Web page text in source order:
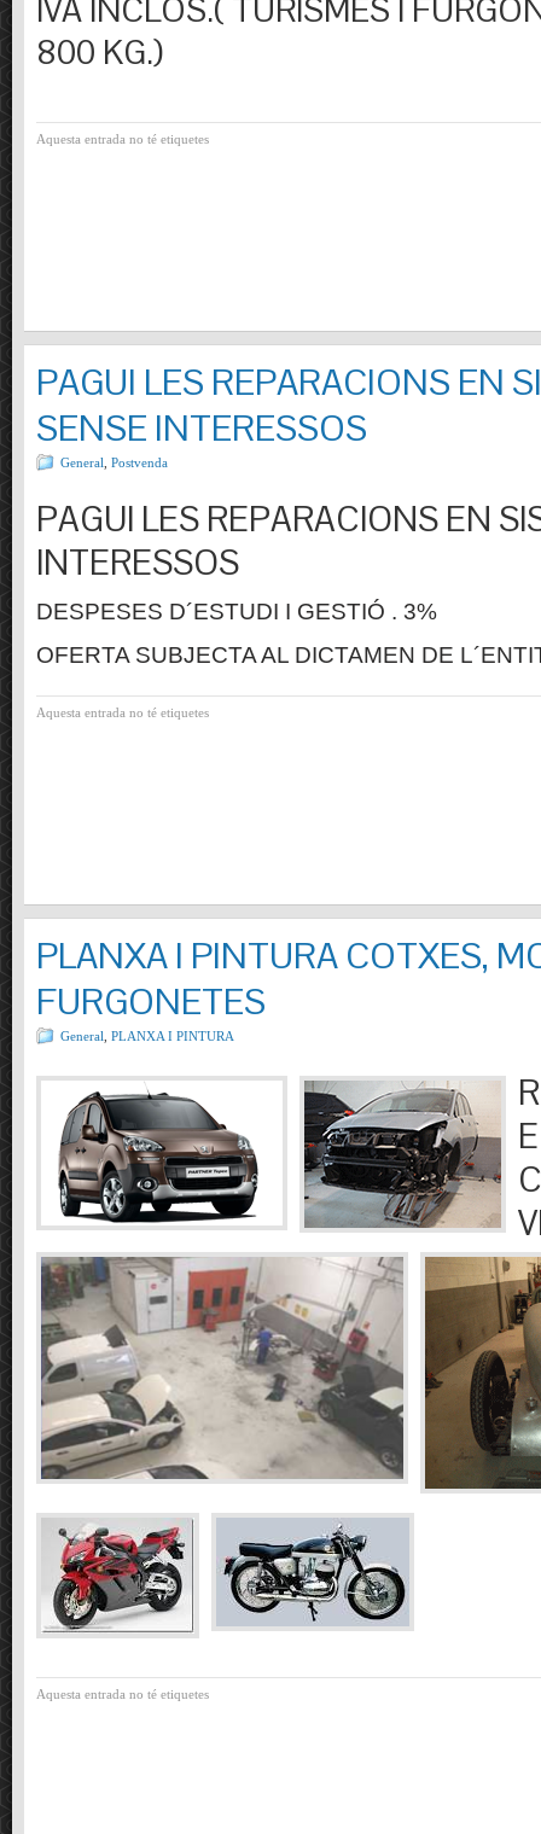
IVA INCLÒS.( TURISMES I
800 KG.)
Aquesta entrada no té etiquetes
PAGUI LES REPARACIONS EN
SENSE INTERESSOS
General Postvenda
PAGUI LES REPARACIONS EN
INTERESSOS
DESPESES D´ESTUDI I GESTIÓ . 3%
OFERTA SUBJECTA AL DICTAMEN DE
Aquesta entrada no té etiquetes
PLANXA I PINTURA COTXES,
FURGONETES
General PLANXA I PINTURA
Aquesta entrada no té etiquetes